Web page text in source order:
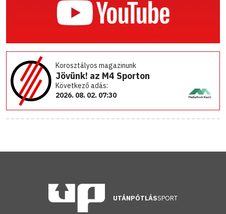
Korosztályos magazinunk
Jövünk! az M4 Sporton
Következő adás:
2026. 08. 02. 07:30
UTÁNPÓTLÁSSPORT